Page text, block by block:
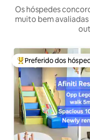
Os hóspedes
muito bem
Entre os melhores
Preferido dos